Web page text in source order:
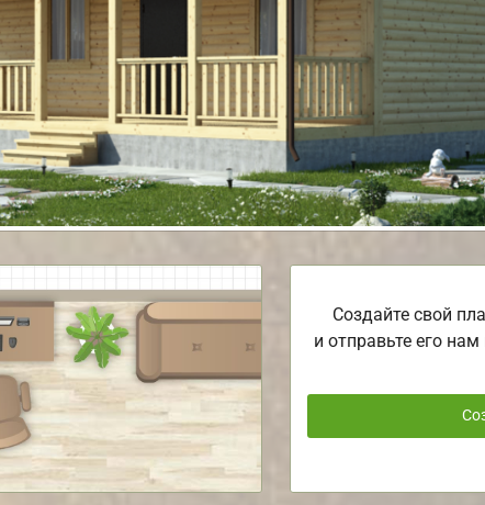
Создайте свой
и отправьте его